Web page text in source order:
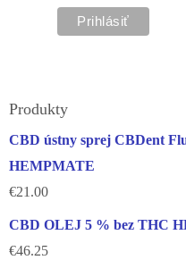
Produkty
CBD ústny sprej CBDent
HEMPMATE
€21.00
CBD OLEJ 5 % bez THC
€46.25